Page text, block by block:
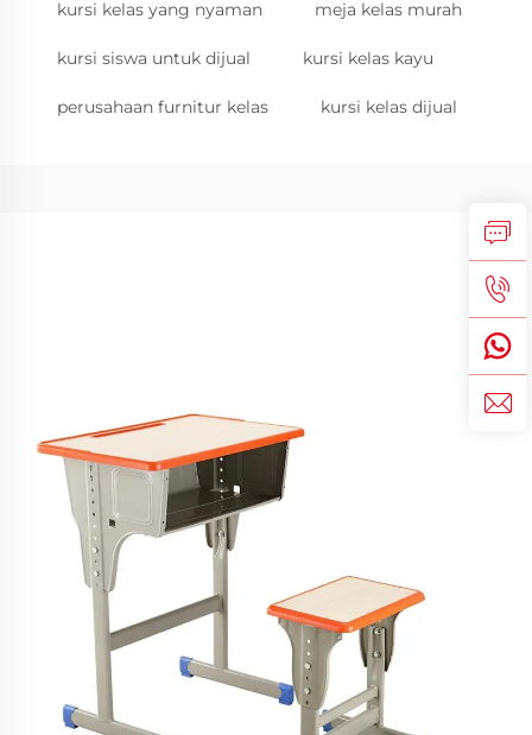
kursi kelas yang nyaman meja kelas murah
kursi siswa untuk dijual kursi kelas kayu
perusahaan furnitur kelas kursi kelas dijual